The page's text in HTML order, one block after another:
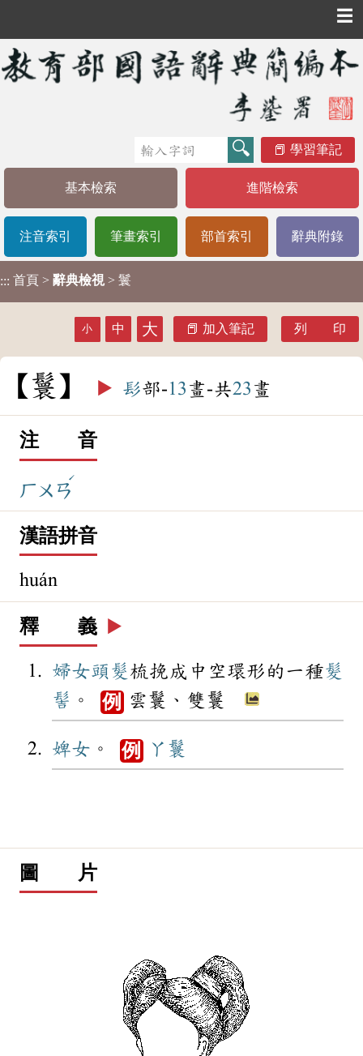
☰
學習筆記
基本檢索 進階檢索
注音索引 筆畫索引 部首索引 辭典附錄
::: 首頁 > 辭典檢視 > 鬟
小 中 大 加入筆記 列 印
鬟 ▶️ 髟部-13 畫-共23 畫
注 音
ㄏㄨㄢ
ˊ
漢語拼音
huán
釋 義 ▶️
婦女頭髮梳挽成中空環形的一種髮
髻 。 例 雲鬟、雙鬟
婢女 。 例 丫鬟
圖 片